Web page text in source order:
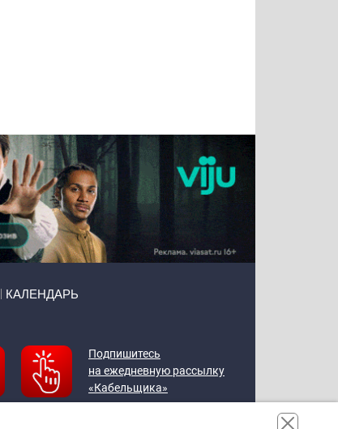
КАЛЕНДАРЬ
Подпишитесь
на ежедневную рассылку
«Кабельщика»